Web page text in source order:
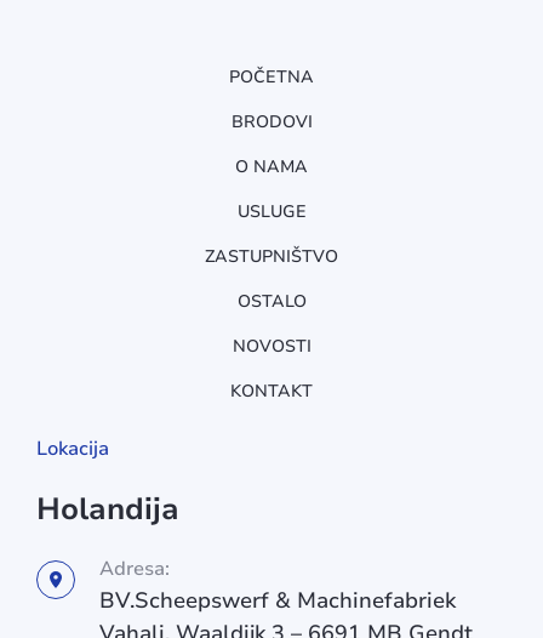
POČETNA
BRODOVI
O NAMA
USLUGE
ZASTUPNIŠTVO
OSTALO
NOVOSTI
KONTAKT
Lokacija
Holandija
Adresa:
BV.Scheepswerf & Machinefabriek